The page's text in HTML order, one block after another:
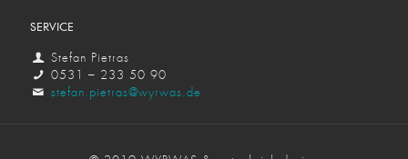
SERVICE
Stefan Pietras
0531 – 233 50 90
stefan.pietras@wyrwas.de